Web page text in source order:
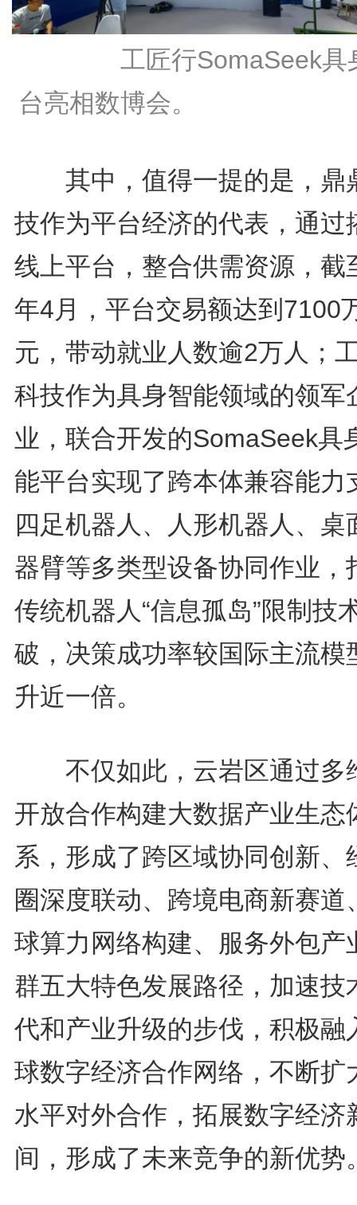
工匠行SomaSeek具
台亮相数博会。
其中，值得一提的是，鼎
技作为平台经济的代表，通过
线上平台，整合供需资源，截
年4月，平台交易额达到7100
元，带动就业人数逾2万人；
科技作为具身智能领域的领军
业，联合开发的SomaSeek具
能平台实现了跨本体兼容能力
四足机器人、人形机器人、桌
器臂等多类型设备协同作业，
传统机器人“信息孤岛”限制技
破，决策成功率较国际主流模
升近一倍。
不仅如此，云岩区通过多
开放合作构建大数据产业生态
系，形成了跨区域协同创新、
圈深度联动、跨境电商新赛道
球算力网络构建、服务外包产
群五大特色发展路径，加速技
代和产业升级的步伐，积极融
球数字经济合作网络，不断扩
水平对外合作，拓展数字经济
间，形成了未来竞争的新优势